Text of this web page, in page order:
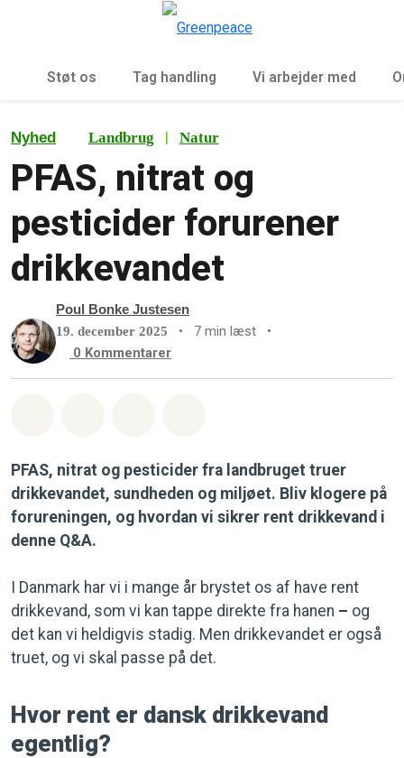
Støt os Tag handling Vi arbejder med
Nyhed Landbrug | Natur
PFAS, nitrat og
pesticider forurener
drikkevandet
Poul Bonke Justesen
19. december 2025 • 7 min læst
•
0 Kommentarer
PFAS, nitrat og pesticider fra landbruget truer
drikkevandet, sundheden og miljøet. Bliv klogere på
forureningen, og hvordan vi sikrer rent drikkevand i
denne Q&A.
I Danmark har vi i mange år brystet os af have rent
drikkevand, som vi kan tappe direkte fra hanen – og
det kan vi heldigvis stadig. Men drikkevandet er også
truet, og vi skal passe på det.
Hvor rent er dansk drikkevand
egentlig?